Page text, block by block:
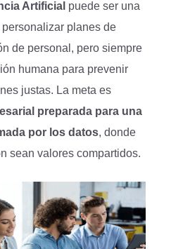
Artificial puede ser una
planes de
de personal, pero siempre
humana para prevenir
justas. La meta es
preparada para una
por los datos, donde
sean valores compartidos.